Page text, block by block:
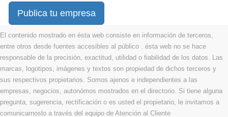
Publica tu empresa
El contenido mostrado en ésta web consiste en información de terceros,
entre otros desde fuentes accesibles al público . ésta web no se hace
responsable de la precisión, exactitud, utilidad o fiabilidad de los datos. Las
marcas, logotipos, imágenes y textos son propiedad de dichos terceros y
sus respectivos propietarios. Somos ajenos e independientes a las
empresas, negocios, autonómos mostrados en el directorio. Si tiene alguna
pregunta, sugerencia, rectificación o es usted el propietario, le invitamos a
comunicarnoslo a través del equipo de Atención al Cliente